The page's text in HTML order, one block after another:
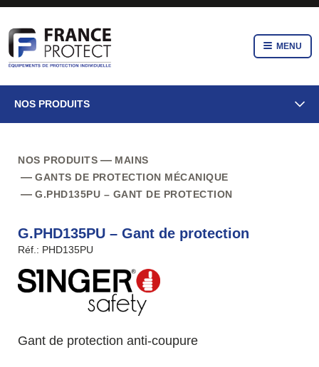
MENU
NOS PRODUITS
NOS PRODUITS
MAINS
GANTS DE PROTECTION MÉCANIQUE
G.PHD135PU – GANT DE PROTECTION
G.PHD135PU – Gant de protection
Réf.: PHD135PU
Gant de protection anti-coupure